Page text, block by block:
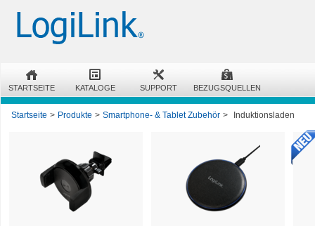
STARTSEITE KATALOGE SUPPORT BEZUGSQUELLEN
Startseite > Produkte > Smartphone- & Tablet Zubehör > Induktionsladen